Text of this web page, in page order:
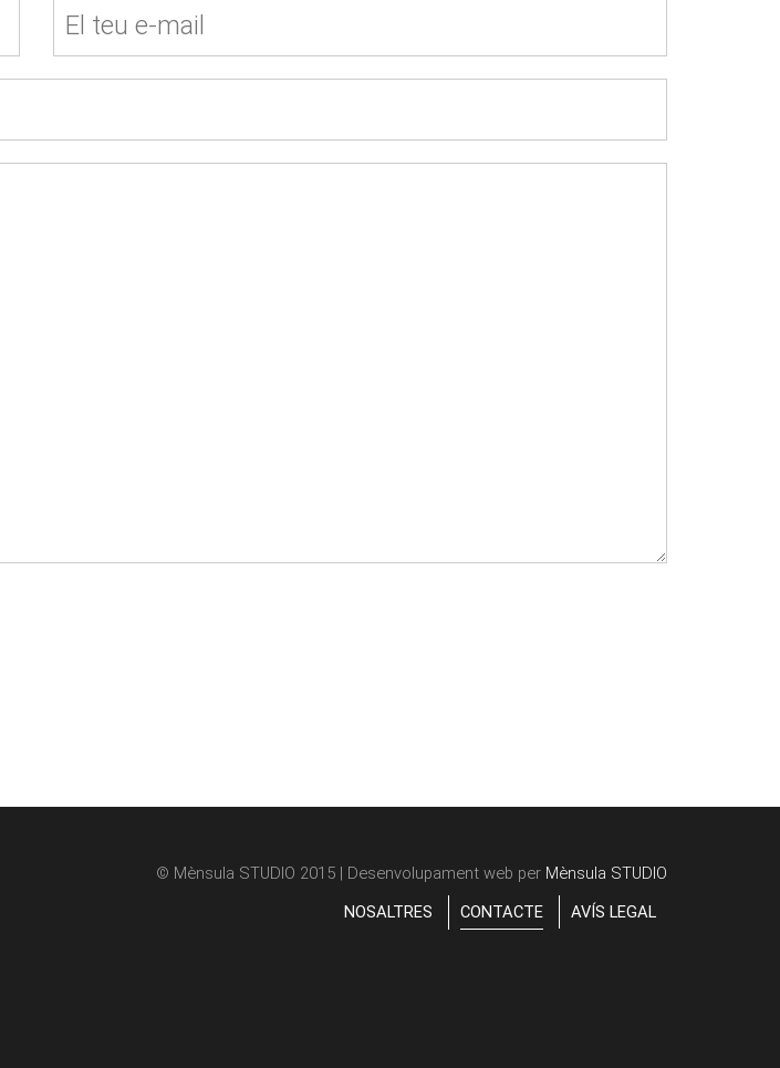
© Mènsula STUDIO 2015 | Desenvolupament web per Mènsula STUDIO
NOSALTRES
CONTACTE AVÍS LEGAL